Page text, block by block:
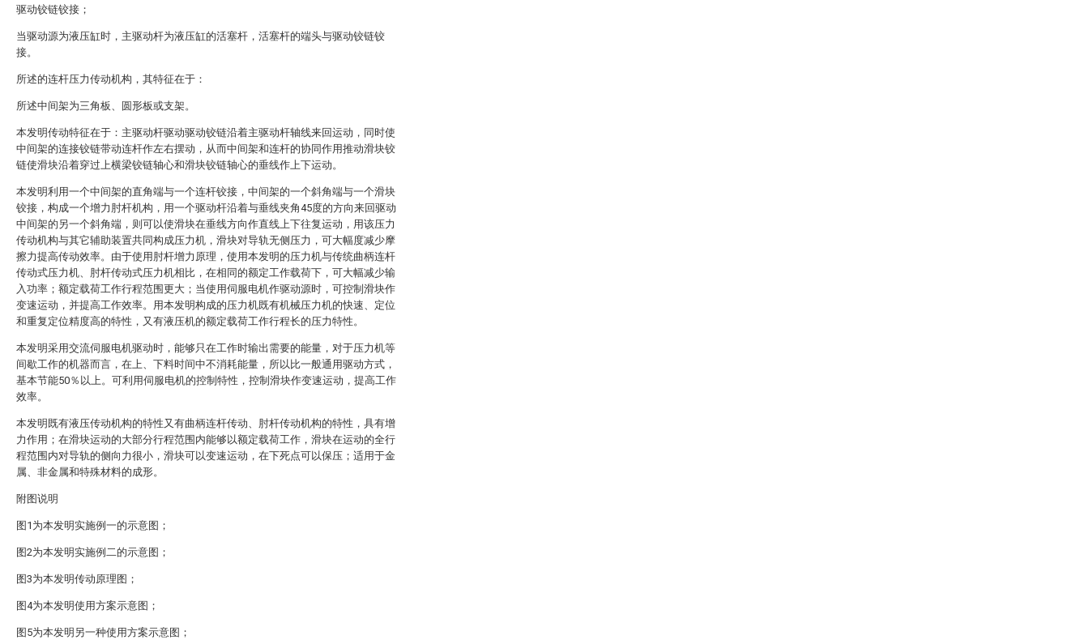
驱动铰链铰接；
当驱动源为液压缸时，主驱动杆为液压缸的活塞杆，活塞杆的端头与驱动铰链铰
接。
所述的连杆压力传动机构，其特征在于：
所述中间架为三角板、圆形板或支架。
本发明传动特征在于：主驱动杆驱动驱动铰链沿着主驱动杆轴线来回运动，同时使
中间架的连接铰链带动连杆作左右摆动，从而中间架和连杆的协同作用推动滑块铰
链使滑块沿着穿过上横梁铰链轴心和滑块铰链轴心的垂线作上下运动。
本发明利用一个中间架的直角端与一个连杆铰接，中间架的一个斜角端与一个滑块
铰接，构成一个增力肘杆机构，用一个驱动杆沿着与垂线夹角45度的方向来回驱动
中间架的另一个斜角端，则可以使滑块在垂线方向作直线上下往复运动，用该压力
传动机构与其它辅助装置共同构成压力机，滑块对导轨无侧压力，可大幅度减少摩
擦力提高传动效率。由于使用肘杆增力原理，使用本发明的压力机与传统曲柄连杆
传动式压力机、肘杆传动式压力机相比，在相同的额定工作载荷下，可大幅减少输
入功率；额定载荷工作行程范围更大；当使用伺服电机作驱动源时，可控制滑块作
变速运动，并提高工作效率。用本发明构成的压力机既有机械压力机的快速、定位
和重复定位精度高的特性，又有液压机的额定载荷工作行程长的压力特性。
本发明采用交流伺服电机驱动时，能够只在工作时输出需要的能量，对于压力机等
间歇工作的机器而言，在上、下料时间中不消耗能量，所以比一般通用驱动方式，
基本节能50％以上。可利用伺服电机的控制特性，控制滑块作变速运动，提高工作
效率。
本发明既有液压传动机构的特性又有曲柄连杆传动、肘杆传动机构的特性，具有增
力作用；在滑块运动的大部分行程范围内能够以额定载荷工作，滑块在运动的全行
程范围内对导轨的侧向力很小，滑块可以变速运动，在下死点可以保压；适用于金
属、非金属和特殊材料的成形。
附图说明
图1为本发明实施例一的示意图；
图2为本发明实施例二的示意图；
图3为本发明传动原理图；
图4为本发明使用方案示意图；
图5为本发明另一种使用方案示意图；